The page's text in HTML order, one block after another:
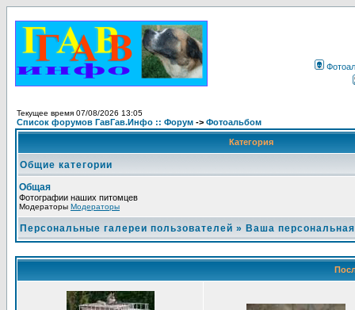
Текущее время 07/08/2026 13:05
Список форумов ГавГав.Инфо :: Форум -> Фотоальбом
Категория
Общие категории
Общая
Фотографии наших питомцев
Модераторы Модераторы
Персональные галереи пользователей » Ваша